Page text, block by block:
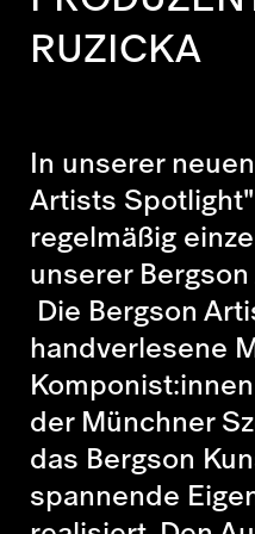
RUZICKA
In unserer
Artists
regelmäßig
unserer
Die Bergson
handverlesene
der Münchner
das Bergson
spannende